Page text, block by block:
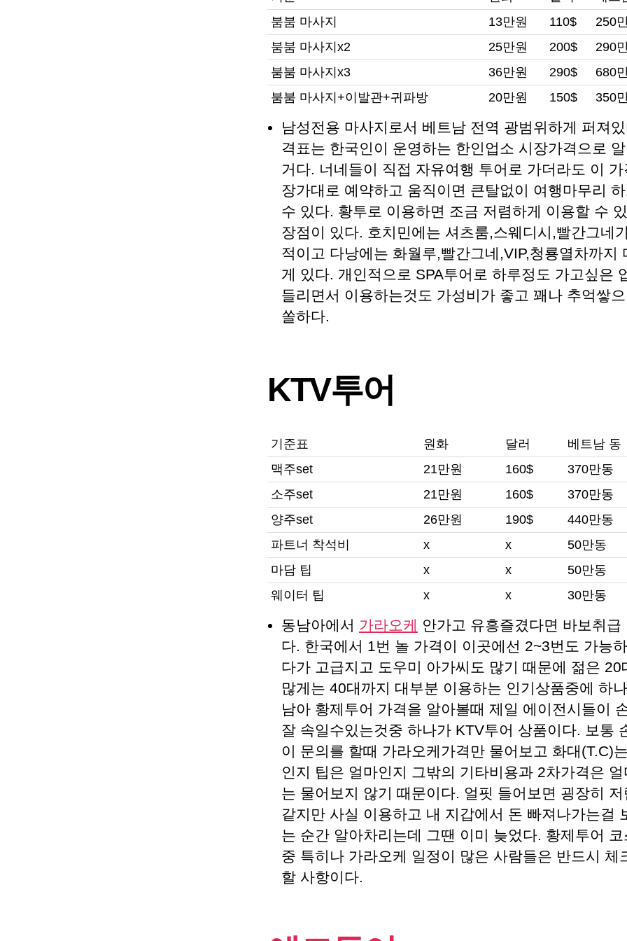
붐붐 마사지
13만원 110$
250
붐붐 마사지x2
25만원 200$
290
붐붐 마사지x3
36만원 290$
680
붐붐 마사지+이발관+귀파방
20만원 150$ 350
남성전용 마사지로서 베트남 전역 광범위하게 퍼져
격표는 한국인이 운영하는 한인업소 시장가격으로
거다. 너네들이 직접 자유여행 투어로 가더라도 이
장가대로 예약하고 움직이면 큰탈없이 여행마무리
수 있다. 황투로 이용하면 조금 저렴하게 이용할 수
장점이 있다. 호치민에는 셔츠룸,스웨디시,빨간그네
적이고 다낭에는 화월루,빨간그네,VIP,청룡열차까지
게 있다. 개인적으로 SPA투어로 하루정도 가고싶은
들리면서 이용하는것도 가성비가 좋고 꽤나 추억쌓
쏠하다.
KTV투어
기준표 원화 달러
베트남 동
맥주set
21만원 160$
370만동
소주set
21만원 160$
370만동
양주set
26만원 190$
440만동
파트너 착석비
x x
50만동
마담 팁
x x
50만동
웨이터 팁
x x 30만동
동남아에서 가라오케 안가고 유흥즐겼다면 바보취급
다. 한국에서 1번 놀 가격이 이곳에선 2~3번도 가능
다가 고급지고 도우미 아가씨도 많기 때문에 젊은 20
많게는 40대까지 대부분 이용하는 인기상품중에 하
남아 황제투어 가격을 알아볼때 제일 에이전시들이
잘 속일수있는것중 하나가 KTV투어 상품이다. 보통
이 문의를 할때 가라오케가격만 물어보고 화대(T.C)
인지 팁은 얼마인지 그밖의 기타비용과 2차가격은
는 물어보지 않기 때문이다. 얼핏 들어보면 굉장히
같지만 사실 이용하고 내 지갑에서 돈 빠져나가는걸
는 순간 알아차리는데 그땐 이미 늦었다. 황제투어
중 특히나 가라오케 일정이 많은 사람들은 반드시 체
할 사항이다.